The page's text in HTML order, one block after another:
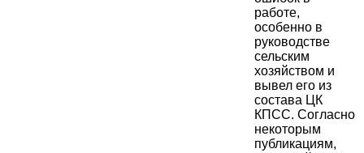
работе,
особенно в
руководстве
сельским
хозяйством и
вывел его из
состава ЦК
КПСС. Согласно
некоторым
публикациям,